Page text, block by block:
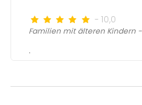
- 10,0
Familien mit älteren Kindern
.